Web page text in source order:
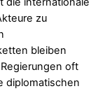
zu
bleiben
oft
diplomatischen